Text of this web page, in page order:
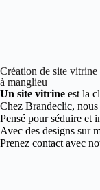
Création de site vitrine
à manglieu
Un site vitrine est la
Chez Brandeclic, nous
Pensé pour séduire et
Avec des designs sur
Prenez contact avec